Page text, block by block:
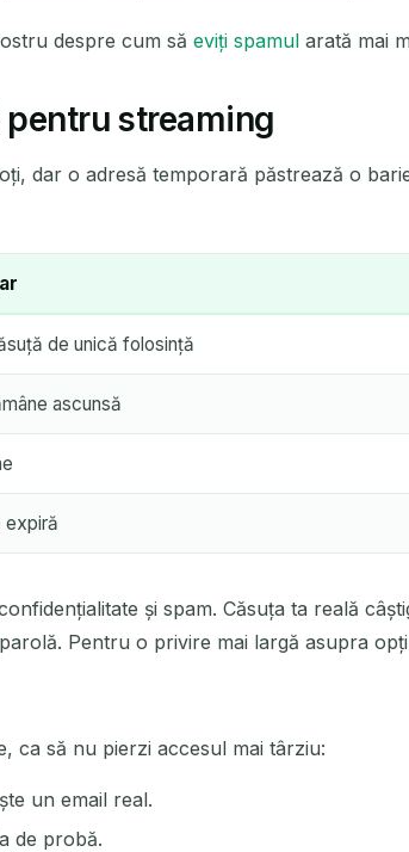
despre cum să eviți spamul arată mai
pentru streaming
dar o adresă temporară păstrează o
de unică folosință
ascunsă
expiră
și spam. Căsuța ta reală
Pentru o privire mai largă asupra
ca să nu pierzi accesul mai târziu:
un email real.
de probă.